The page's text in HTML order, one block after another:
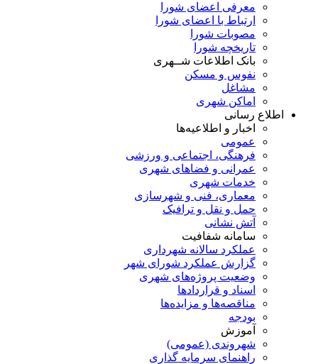
معرفی اعضای شورا
ارتباط با اعضای شورا
مصوبات شورا
تاریخچه شورا
بانک اطلاعات شــهری
نفوس و مسکن
مشاغل
اماکن شهری
اطلاع رسانی
اخبار و اطلاعیه‌ها
عمومی
فرهنگی، اجتماعی و ورزشی
عمرانی و فضاهای شهری
خدمات شهری
معماری، فنی و شهرسازی
حمل و نقل و ترافیک
آتش نشانی
سامانه شفافیت
عملکرد سالانه شهرداری
گزارش عملکرد شورای شهر
وضعیت پروژه‌های شهری
اسناد و قراردادها
مناقصه‌ها و مزایده‌ها
بودجه
آموزش
شهروندی (عمومی)
راهنمای سرمایه گذاری